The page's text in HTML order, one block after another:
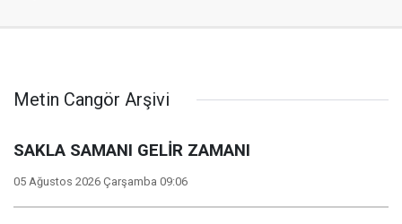
Metin Cangör Arşivi
SAKLA SAMANI GELİR ZAMANI
05 Ağustos 2026 Çarşamba 09:06